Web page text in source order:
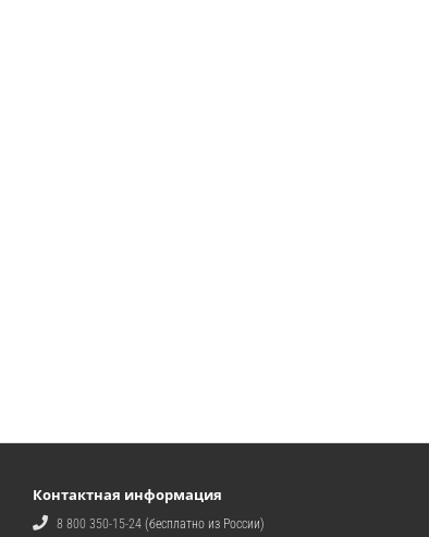
Контактная информация
8 800 350-15-24(бесплатно из России)